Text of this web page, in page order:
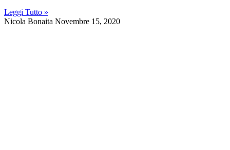
Leggi Tutto »
Nicola Bonaita Novembre 15, 2020